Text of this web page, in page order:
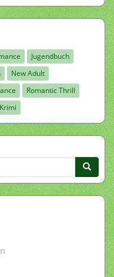
Jugendbuch
New Adult
Romantic Thrill